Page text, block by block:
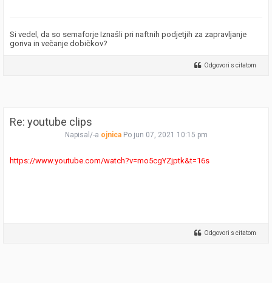
Si vedel, da so semaforje Iznašli pri naftnih podjetjih za zapravljanje
goriva in večanje dobičkov?
Odgovori s citatom
Re: youtube clips
Napisal/-a ojnica Po jun 07, 2021 10:15 pm
https://www.youtube.com/watch?v=mo5cgYZjptk&t=16s
Odgovori s citatom